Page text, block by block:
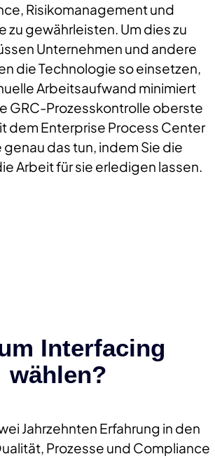
Risikomanagement und
zu gewährleisten. Um dies zu
Unternehmen und andere
die Technologie so einsetzen,
Arbeitsaufwand minimiert
GRC-Prozesskontrolle oberste
dem Enterprise Process Center
genau das tun, indem Sie die
Arbeit für sie erledigen lassen.
Interfacing
wählen?
Jahrzehnten Erfahrung in den
Prozesse und Compliance